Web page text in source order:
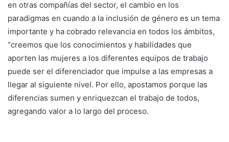
en otras compañías del sector, el cambio en los
paradigmas en cuando a la inclusión de género es un tema
importante y ha cobrado relevancia en todos los ámbitos,
“creemos que los conocimientos y habilidades que
aporten las mujeres a los diferentes equipos de trabajo
puede ser el diferenciador que impulse a las empresas a
llegar al siguiente nivel. Por ello, apostamos porque las
diferencias sumen y enriquezcan el trabajo de todos,
agregando valor a lo largo del proceso.